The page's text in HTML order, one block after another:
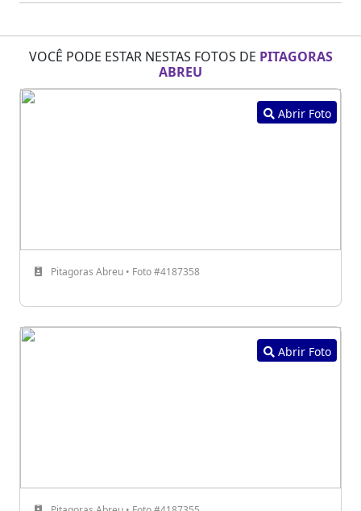
VOCÊ PODE ESTAR NESTAS FOTOS DE PITAGORAS
ABREU
Abrir Foto
Pitagoras Abreu • Foto #4187358
Abrir Foto